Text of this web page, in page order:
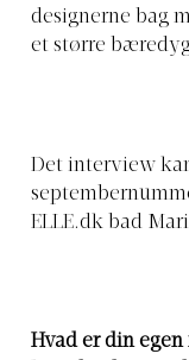
designerne bag
et større
Det interview
ELLE.dk bad
Hvad er din